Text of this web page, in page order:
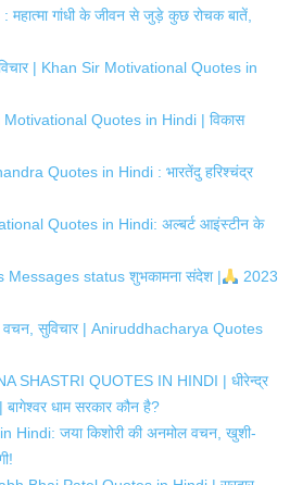
गांधी के जीवन से जुड़े कुछ रोचक बातें,
| Khan Sir Motivational Quotes in
Quotes in Hindi | विकास
Quotes in Hindi : भारतेंदु हरिश्चंद्र
Quotes in Hindi: अल्बर्ट आइंस्टीन के
Messages status शुभकामना संदेश |
2023
वचन, सुविचार | Aniruddhacharya Quotes
SHASTRI QUOTES IN HINDI | धीरेन्द्र
धाम सरकार कौन है?
Hindi: जया किशोरी की अनमोल वचन, खुशी-